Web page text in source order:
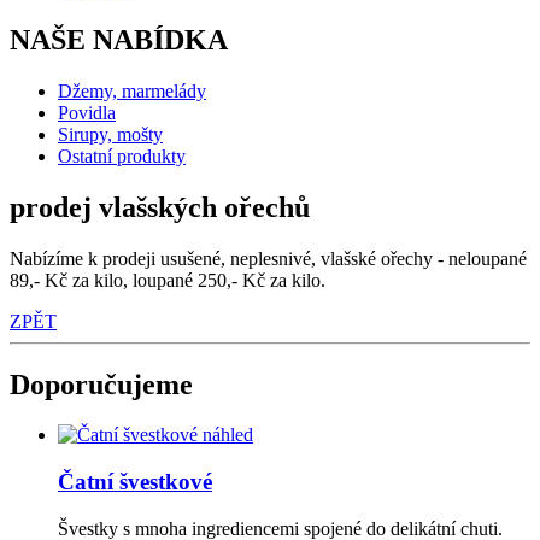
NAŠE NABÍDKA
Džemy, marmelády
Povidla
Sirupy, mošty
Ostatní produkty
prodej vlašských ořechů
Nabízíme k prodeji usušené, neplesnivé, vlašské ořechy - neloupané
89,- Kč za kilo, loupané 250,- Kč za kilo.
ZPĚT
Doporučujeme
náhled
Čatní švestkové
Švestky s mnoha ingrediencemi spojené do delikátní chuti.